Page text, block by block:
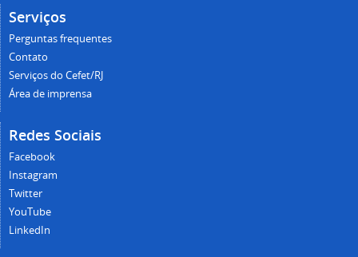
Serviços
Perguntas frequentes
Contato
Serviços do Cefet/RJ
Área de imprensa
Redes Sociais
Facebook
Instagram
Twitter
YouTube
LinkedIn